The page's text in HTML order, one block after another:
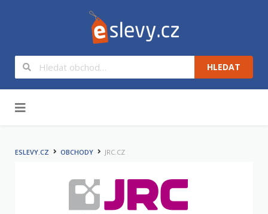
HLEDAT
ESLEVY.CZ OBCHODY JRC.CZ